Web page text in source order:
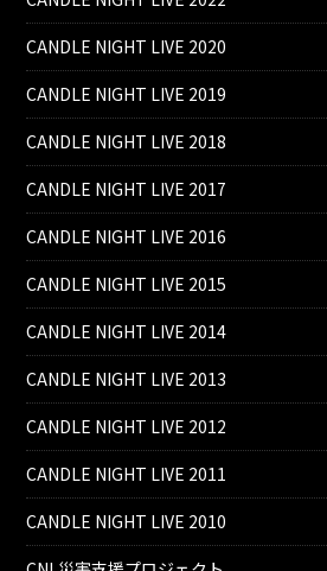
CANDLE NIGHT LIVE 2020
CANDLE NIGHT LIVE 2019
CANDLE NIGHT LIVE 2018
CANDLE NIGHT LIVE 2017
CANDLE NIGHT LIVE 2016
CANDLE NIGHT LIVE 2015
CANDLE NIGHT LIVE 2014
CANDLE NIGHT LIVE 2013
CANDLE NIGHT LIVE 2012
CANDLE NIGHT LIVE 2011
CANDLE NIGHT LIVE 2010